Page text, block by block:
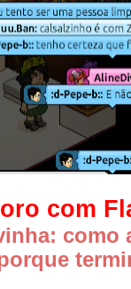
com
como